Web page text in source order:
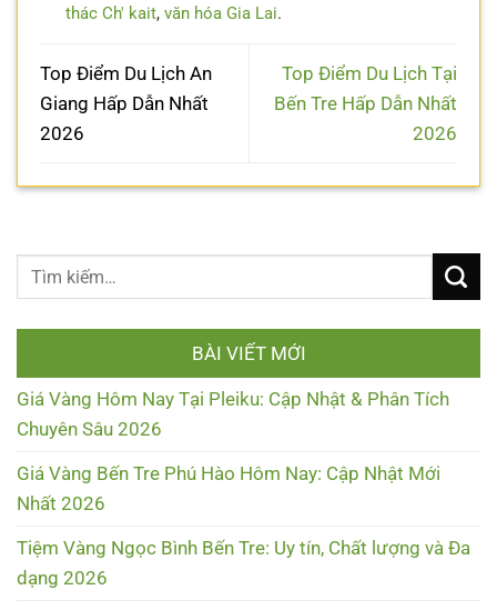
thác Ch' kait, văn hóa Gia Lai.
Top Điểm Du Lịch An
Giang Hấp Dẫn Nhất
2026
Top Điểm Du Lịch Tại
Bến Tre Hấp Dẫn Nhất
2026
BÀI VIẾT MỚI
Giá Vàng Hôm Nay Tại Pleiku: Cập Nhật & Phân Tích
Chuyên Sâu 2026
Giá Vàng Bến Tre Phú Hào Hôm Nay: Cập Nhật Mới
Nhất 2026
Tiệm Vàng Ngọc Bình Bến Tre: Uy tín, Chất lượng và Đa
dạng 2026